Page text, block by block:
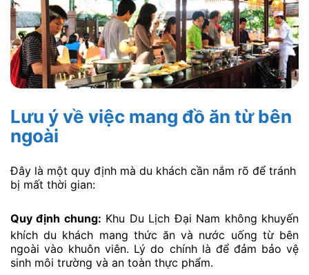
Để đảm bảo sức khỏe và vệ sinh, hầu hết du khách
đều lựa chọn ăn uống ngay trong khuôn viên:
Nhà hàng chính (Khu ẩm thực trung tâm):Đây là nơi
tập trung nhiều sự lựa chọn nhất. Thường nằm gần các
khu vực đông người như Biển Sóng hoặc Kim Điện.
Món ăn đặc trưng:Phục vụ đa dạng từ các món ăn
truyền thống Việt Nam (cơm, phở, bún). Đến các
ăn ở mức ổn định. Phục vụ nhu cầu ăn uống nhanh.
chút. Nhưng chấp nhận được do tính tiện lợi.
Nhà hàng chay:Bạn có thể tìm kiếm các quầy hoặc
nhà hàng chuyên phục vụ món chay thanh tịnh. Đặc